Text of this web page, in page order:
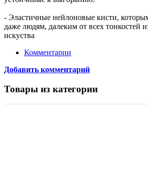
- Эластичные нейлоновые кисти,
даже людям, далеким от всех тонкостей
искуства
Комментарии
Добавить комментарий
Товары из категории